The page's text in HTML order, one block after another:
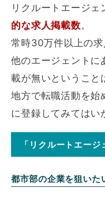
リクルートエージ
的な求人掲載数。
常時30万件以上の求
他のエージェントに
載が無いということ
地方で転職活動を始
に登録してみてはい
「リクルートエー
都市部の企業を狙いた